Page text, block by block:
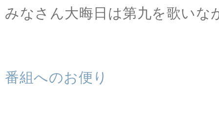
みなさん大晦日は第九を歌いな
番組へのお便り